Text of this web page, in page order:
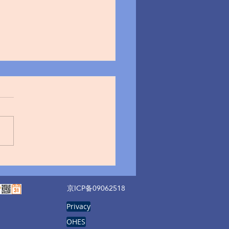
收 7 大核心干货，硬盘
毁缺失酿大祸
京ICP备09062518
Privacy
OHES